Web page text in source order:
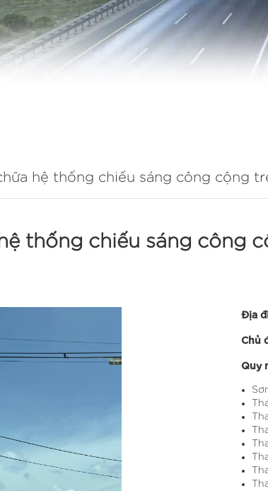
hệ thống chiếu sáng công cộng
thống chiếu sáng công
Địa
Chủ
Quy